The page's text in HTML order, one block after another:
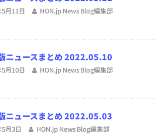
5月11日 HON.jp News Blog編集部
ニュースまとめ 2022.05.10
5月10日 HON.jp News Blog編集部
ニュースまとめ 2022.05.03
5月3日 HON.jp News Blog編集部